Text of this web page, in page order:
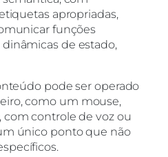
apropriadas,
funções
de estado,
pode ser operado
como um mouse,
com controle de voz ou
único ponto que não